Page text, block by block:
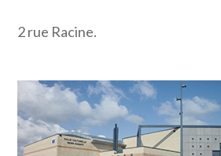
2 rue Racine.